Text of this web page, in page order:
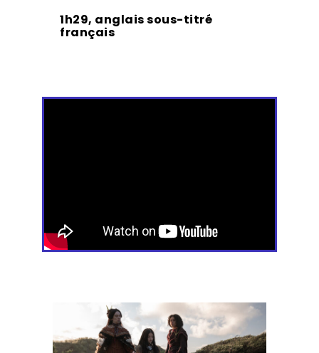
1h29, anglais sous-titré
français